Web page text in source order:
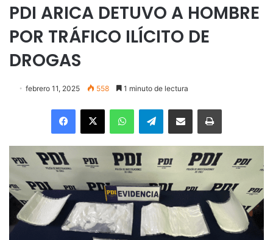
PDI ARICA DETUVO A HOMBRE
POR TRÁFICO ILÍCITO DE
DROGAS
febrero 11, 2025 558 1 minuto de lectura
Facebook
X WhatsAppTelegramEnviar vía email Imprimir